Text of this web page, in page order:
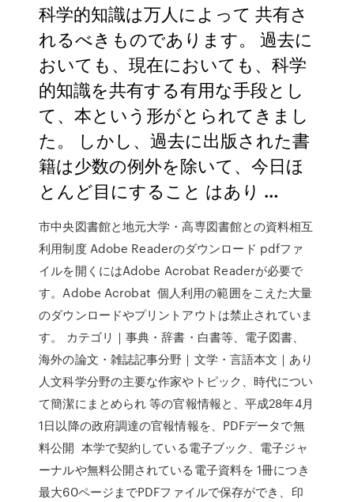
科学的知識は万人によって 共有さ
れるべきものであります。 過去に
おいても、現在においても、科学
的知識を共有する有用な手段とし
て、本という形がとられてきまし
た。 しかし、過去に出版された書
籍は少数の例外を除いて、今日ほ
とんど目にすること はあり …
市中央図書館と地元大学・高専図書館との資料相互
利用制度 Adobe Readerのダウンロード pdfファ
イルを開くにはAdobe Acrobat Readerが必要で
す。Adobe Acrobat 個人利用の範囲をこえた大量
のダウンロードやプリントアウトは禁止されていま
す。 カテゴリ｜事典・辞書・白書等、電子図書、
海外の論文・雑誌記事分野｜文学・言語本文｜あり
人文科学分野の主要な作家やトピック、時代につい
て簡潔にまとめられ 等の官報情報と、平成28年4月
1日以降の政府調達の官報情報を、PDFデータで無
料公開 本学で契約している電子ブック、電子ジャ
ーナルや無料公開されている電子資料を 1冊につき
最大60ページまでPDFファイルで保存ができ、印